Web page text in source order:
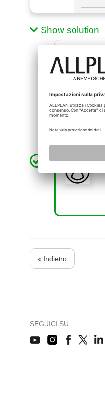
Show solution
massimo
« Indietro
SEGUICI SU